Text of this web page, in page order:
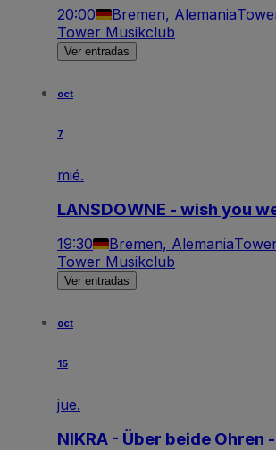
20:00 Bremen, Alemania
Tower Musikclub
Ver entradas
oct
7
mié.
LANSDOWNE - wish you
19:30 Bremen, Alemania
Tower Musikclub
Ver entradas
oct
15
jue.
NIKRA - Über beide Ohren